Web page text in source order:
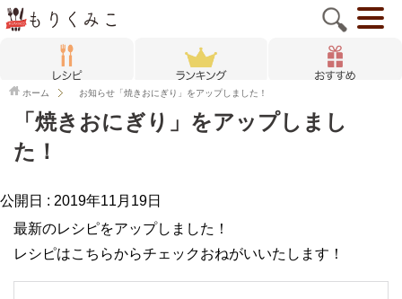
ホーム お知らせ「焼きおにぎり」をアップしました！
「焼きおにぎり」をアップしまし
た！
公開日 : 2019年11月19日
最新のレシピをアップしました！
レシピはこちらからチェックおねがいいたします！